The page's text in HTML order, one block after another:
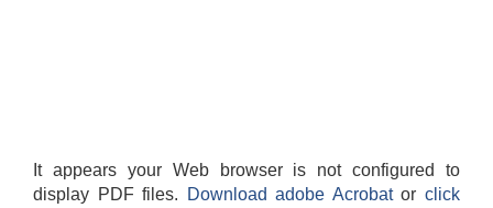
It appears your Web browser is not configured to
display PDF files.
Download adobe Acrobatorclick